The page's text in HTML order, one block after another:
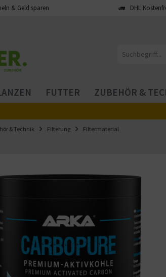
& Geld sparen DHL
FUTTER ZUBEHÖR &
& Technik Filterung Filtermaterial